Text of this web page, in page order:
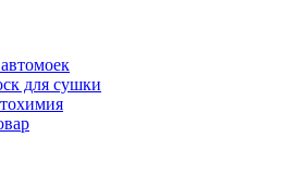
для сушки